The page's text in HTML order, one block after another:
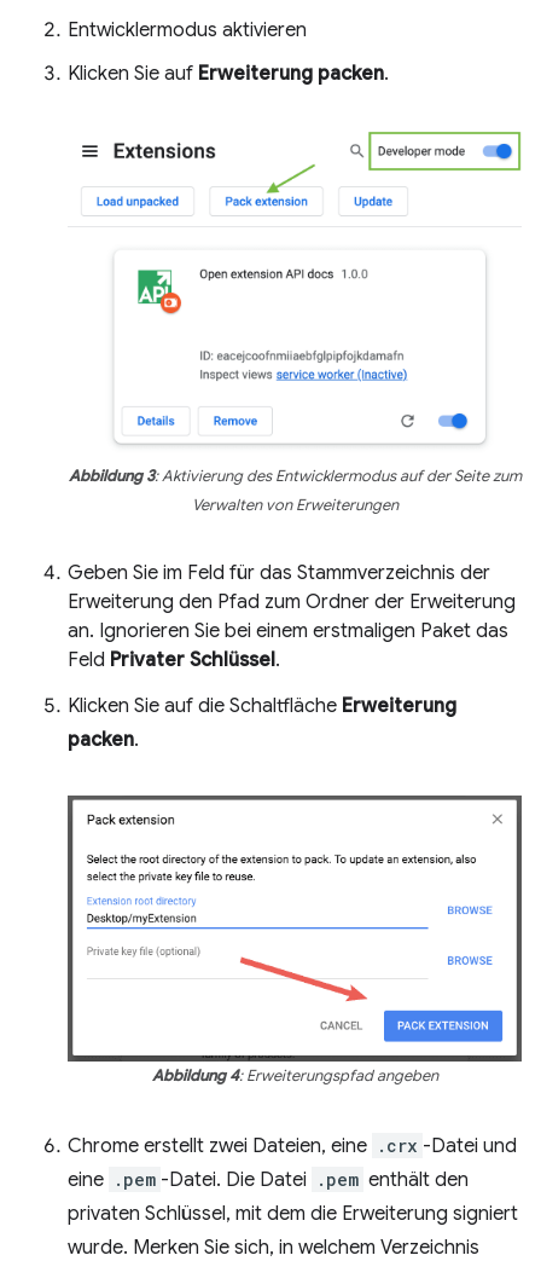
Entwicklermodus aktivieren
Klicken Sie auf Erweiterung packen.
Abbildung 3: Aktivierung des Entwicklermodus auf der Seite zum
Verwalten von Erweiterungen
Geben Sie im Feld für das Stammverzeichnis der
Erweiterung den Pfad zum Ordner der Erweiterung
an. Ignorieren Sie bei einem erstmaligen Paket das
Feld Privater Schlüssel.
Klicken Sie auf die Schaltfläche Erweiterung
packen.
Abbildung 4: Erweiterungspfad angeben
Chrome erstellt zwei Dateien, eine .crx -Datei und
eine .pem -Datei. Die Datei .pem enthält den
privaten Schlüssel, mit dem die Erweiterung signiert
wurde. Merken Sie sich, in welchem Verzeichnis